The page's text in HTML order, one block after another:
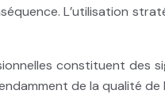
L’utilisation
constituent des
de la qualité de